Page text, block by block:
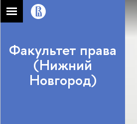
Факультет права
(Нижний
Новгород)